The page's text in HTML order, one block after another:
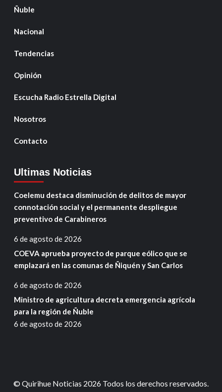
Ñuble
Nacional
Tendencias
Opinión
Escucha Radio Estrella Digital
Nosotros
Contacto
Ultimas Noticias
Coelemu destaca disminución de delitos de mayor
connotación social y el permanente despliegue
preventivo de Carabineros
6 de agosto de 2026
COEVA aprueba proyecto de parque eólico que se
emplazará en las comunas de Ñiquén y San Carlos
6 de agosto de 2026
Ministro de agricultura decreta emergencia agrícola
para la región de Ñuble
6 de agosto de 2026